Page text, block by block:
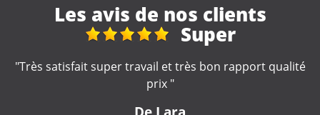
Les avis de nos clients
bon rapport qualité
rapide
"Travail rapide et soigné. Je